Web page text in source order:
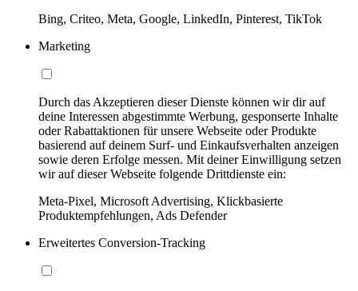
Bing, Criteo, Meta, Google, LinkedIn, Pinterest, TikTok
Marketing
Durch das Akzeptieren dieser Dienste können wir dir auf
deine Interessen abgestimmte Werbung, gesponserte Inhalte
oder Rabattaktionen für unsere Webseite oder Produkte
basierend auf deinem Surf- und Einkaufsverhalten anzeigen
sowie deren Erfolge messen. Mit deiner Einwilligung setzen
wir auf dieser Webseite folgende Drittdienste ein:
Meta-Pixel, Microsoft Advertising, Klickbasierte
Produktempfehlungen, Ads Defender
Erweitertes Conversion-Tracking